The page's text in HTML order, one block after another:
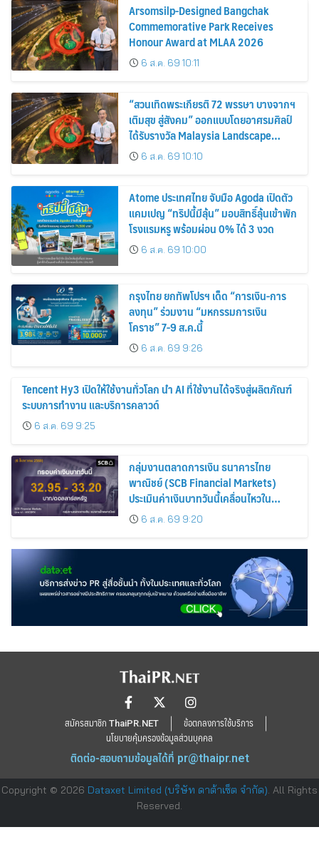
Arsomsilp-Designed Bangchak
Commemorative Park Receives
Honour Award at MLAA 2026
6 ส.ค. 69 10:11
“สวนเทิดพระเกียรติ 72 พรรษา บางจากฯ
เติมสุข สู่สังคม” ออกแบบโดยอาศรมศิลป์
ได้รับรางวัล Malaysia Landscape
Architecture Award 2026
6 ส.ค. 69 10:10
Atome ประเทศไทย จับมือ Agoda เปิดตัว
แคมเปญ “ทริปนี้มีลุ้น” มอบสิทธิ์ลุ้นเข้าพัก
โรงแรมหรู พร้อมผ่อน 0% ได้ 3 งวด
6 ส.ค. 69 10:00
กรุงไทย ยกทัพโปรฯ เด็ด “การเงิน-การ
ลงทุน” ร่วมงาน “มหกรรมการเงิน
โคราช” 7-9 ส.ค.นี้
6 ส.ค. 69 9:26
Tencent Hy3 เปิดให้ใช้งานทั่วโลก นำ AI ที่ใช้งานได้จริงสู่ผลิตภัณฑ์
ระบบการทำงาน และบริการคลาวด์
6 ส.ค. 69 9:25
กลุ่มงานตลาดการเงิน ธนาคารไทย
พาณิชย์ (SCB Financial Markets)
ประเมินค่าเงินบาทวันนี้เคลื่อนไหวใน
กรอบ 32.95-33.20 บาท/ดอลลาร์
6 ส.ค. 69 9:20
สมัครสมาชิก ThaiPR.NET
ข้อตกลงการใช้บริการ
นโยบายคุ้มครองข้อมูลส่วนบุคคล
ติดต่อ-สอบถามข้อมูลได้ที่ pr@thaipr.net
Copyright © 2026 Dataxet Limited (บริษัท ดาต้าเซ็ต จำกัด). All Rights
Reserved.